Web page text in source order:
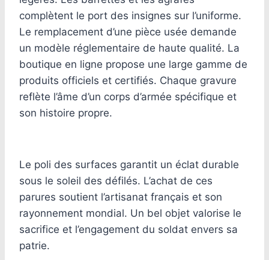
complètent le port des insignes sur l’uniforme.
Le remplacement d’une pièce usée demande
un modèle réglementaire de haute qualité. La
boutique en ligne propose une large gamme de
produits officiels et certifiés. Chaque gravure
reflète l’âme d’un corps d’armée spécifique et
son histoire propre.
Le poli des surfaces garantit un éclat durable
sous le soleil des défilés. L’achat de ces
parures soutient l’artisanat français et son
rayonnement mondial. Un bel objet valorise le
sacrifice et l’engagement du soldat envers sa
patrie.